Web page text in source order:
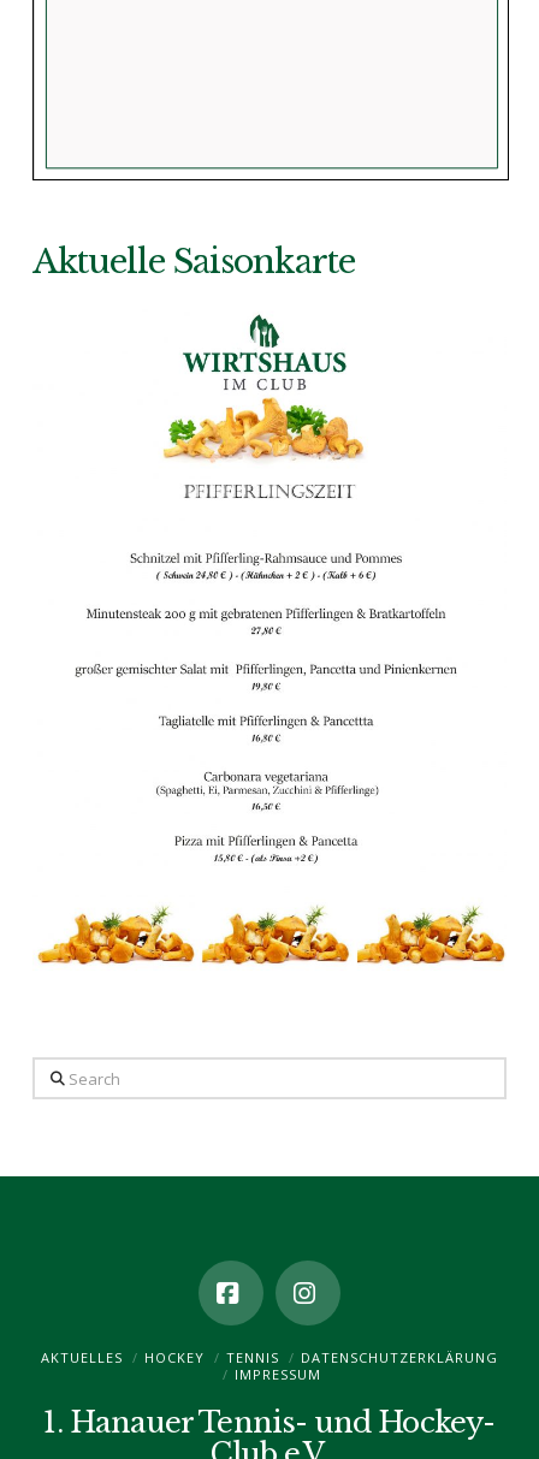
Aktuelle Saisonkarte
Search
FacebookInstagram
AKTUELLES HOCKEY TENNIS
DATENSCHUTZ­ERKLÄRUNG
IMPRESSUM
1. Hanauer Tennis- und Hockey-